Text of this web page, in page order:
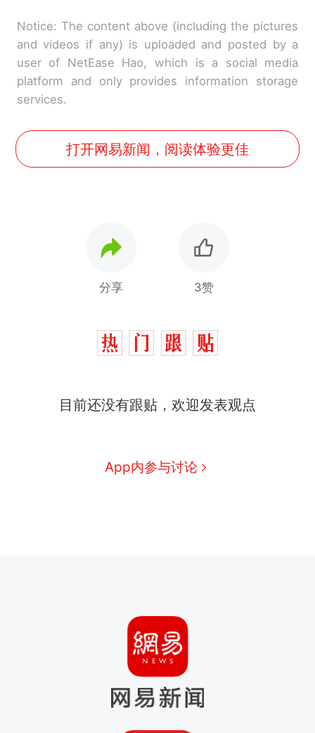
Notice: The content above (including the pictures
and videos if any) is uploaded and posted by a
user of NetEase Hao, which is a social media
platform and only provides information storage
services.
打开网易新闻，阅读体验更佳
分享 3赞
目前还没有跟贴，欢迎发表观点
App内参与讨论